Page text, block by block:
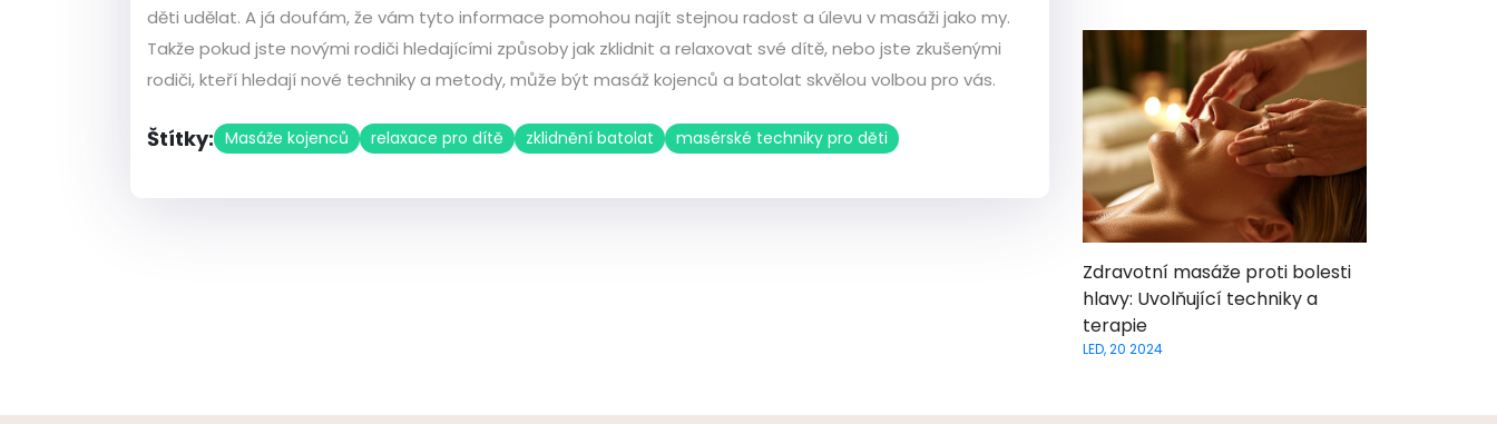
děti udělat. A já doufám, že vám tyto informace pomohou najít stejnou radost a úlevu v masáži jako my.
Takže pokud jste novými rodiči hledajícími způsoby jak zklidnit a relaxovat své dítě, nebo jste zkušenými
rodiči, kteří hledají nové techniky a metody, může být masáž kojenců a batolat skvělou volbou pro vás.
Štítky: Masáže kojenců relaxace pro dítě zklidnění batolat masérské techniky pro děti
Zdravotní masáže proti bolesti
hlavy: Uvolňující techniky a
terapie
LED, 20 2024